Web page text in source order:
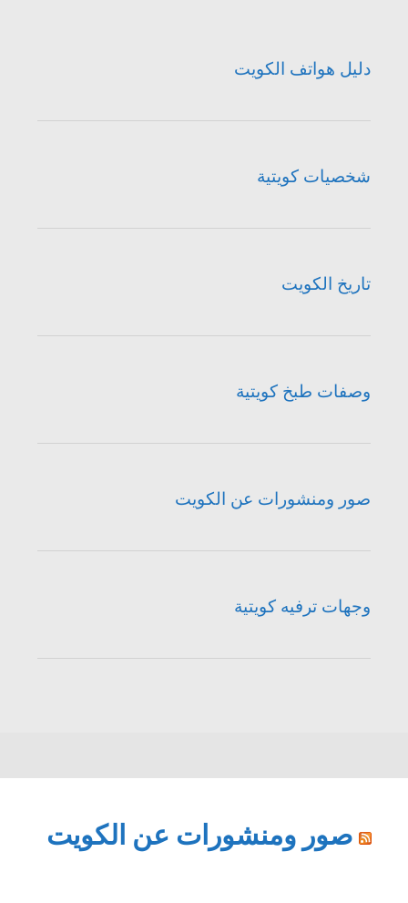
دليل هواتف الكويت
شخصيات كويتية
تاريخ الكويت
وصفات طبخ كويتية
صور ومنشورات عن الكويت
وجهات ترفيه كويتية
صور ومنشورات عن الكويت